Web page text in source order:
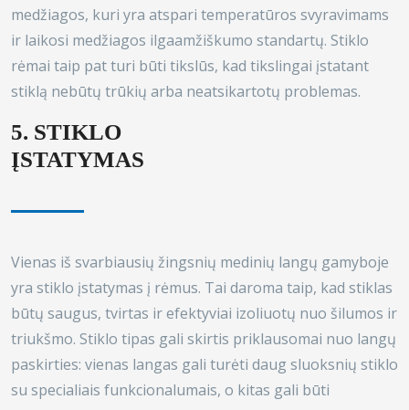
medžiagos, kuri yra atspari temperatūros svyravimams
ir laikosi medžiagos ilgaamžiškumo standartų. Stiklo
rėmai taip pat turi būti tikslūs, kad tikslingai įstatant
stiklą nebūtų trūkių arba neatsikartotų problemas.
5. STIKLO
ĮSTATYMAS
Vienas iš svarbiausių žingsnių medinių langų gamyboje
yra stiklo įstatymas į rėmus. Tai daroma taip, kad stiklas
būtų saugus, tvirtas ir efektyviai izoliuotų nuo šilumos ir
triukšmo. Stiklo tipas gali skirtis priklausomai nuo langų
paskirties: vienas langas gali turėti daug sluoksnių stiklo
su specialiais funkcionalumais, o kitas gali būti